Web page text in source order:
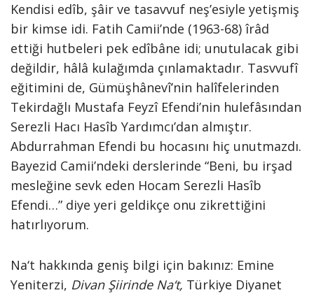
Kendisi edîb, şâir ve tasavvuf neş’esiyle yetişmiş
bir kimse idi. Fatih Camii’nde (1963-68) îrâd
ettiği hutbeleri pek edîbâne idi; unutulacak gibi
değildir, hâlâ kulağımda çınlamaktadır. Tasvvufî
eğitimini de, Gümüşhânevî’nin halîfelerinden
Tekirdağlı Mustafa Feyzî Efendi’nin hulefâsından
Serezli Hacı Hasîb Yardımcı’dan almıştır.
Abdurrahman Efendi bu hocasını hiç unutmazdı.
Bayezid Camii’ndeki derslerinde “Beni, bu irşad
mesleğine sevk eden Hocam Serezli Hasîb
Efendi…” diye yeri geldikçe onu zikrettiğini
hatırlıyorum.
Na‘t hakkında geniş bilgi için bakınız: Emine
Yeniterzi, Divan Şiirinde Na‘t, Türkiye Diyanet